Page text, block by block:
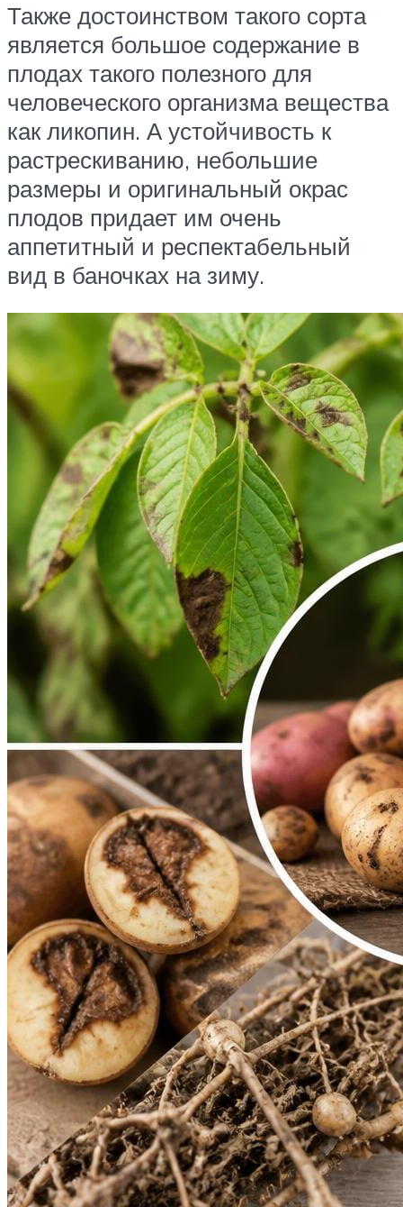
Также достоинством такого сорта
является большое содержание в
плодах такого полезного для
человеческого организма вещества
как ликопин. А устойчивость к
растрескиванию, небольшие
размеры и оригинальный окрас
плодов придает им очень
аппетитный и респектабельный
вид в баночках на зиму.